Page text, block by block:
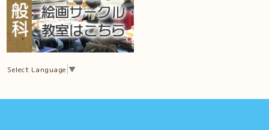
Select Language ▼